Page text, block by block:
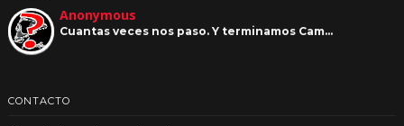
Anonymous
Cuantas veces nos paso. Y terminamos Cam…
CONTACTO